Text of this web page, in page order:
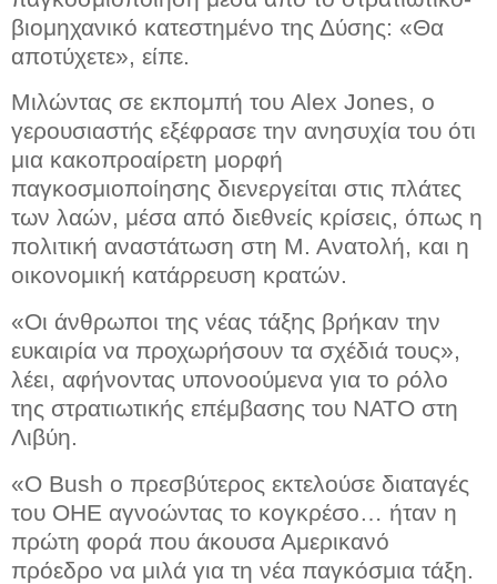
βιομηχανικό κατεστημένο της Δύσης: «Θα
αποτύχετε», είπε.
Μιλώντας σε εκπομπή του Alex Jones, ο
γερουσιαστής εξέφρασε την ανησυχία του ότι
μια κακοπροαίρετη μορφή
παγκοσμιοποίησης διενεργείται στις πλάτες
των λαών, μέσα από διεθνείς κρίσεις, όπως η
πολιτική αναστάτωση στη Μ. Ανατολή, και η
οικονομική κατάρρευση κρατών.
«Οι άνθρωποι της νέας τάξης βρήκαν την
ευκαιρία να προχωρήσουν τα σχέδιά τους»,
λέει, αφήνοντας υπονοούμενα για το ρόλο
της στρατιωτικής επέμβασης του ΝΑΤΟ στη
Λιβύη.
«Ο Bush ο πρεσβύτερος εκτελούσε διαταγές
του ΟΗΕ αγνοώντας το κογκρέσο… ήταν η
πρώτη φορά που άκουσα Αμερικανό
πρόεδρο να μιλά για τη νέα παγκόσμια τάξη.